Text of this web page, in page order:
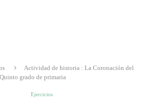
Actividad de historia : La Coronación del
grado de primaria
Ejercicios